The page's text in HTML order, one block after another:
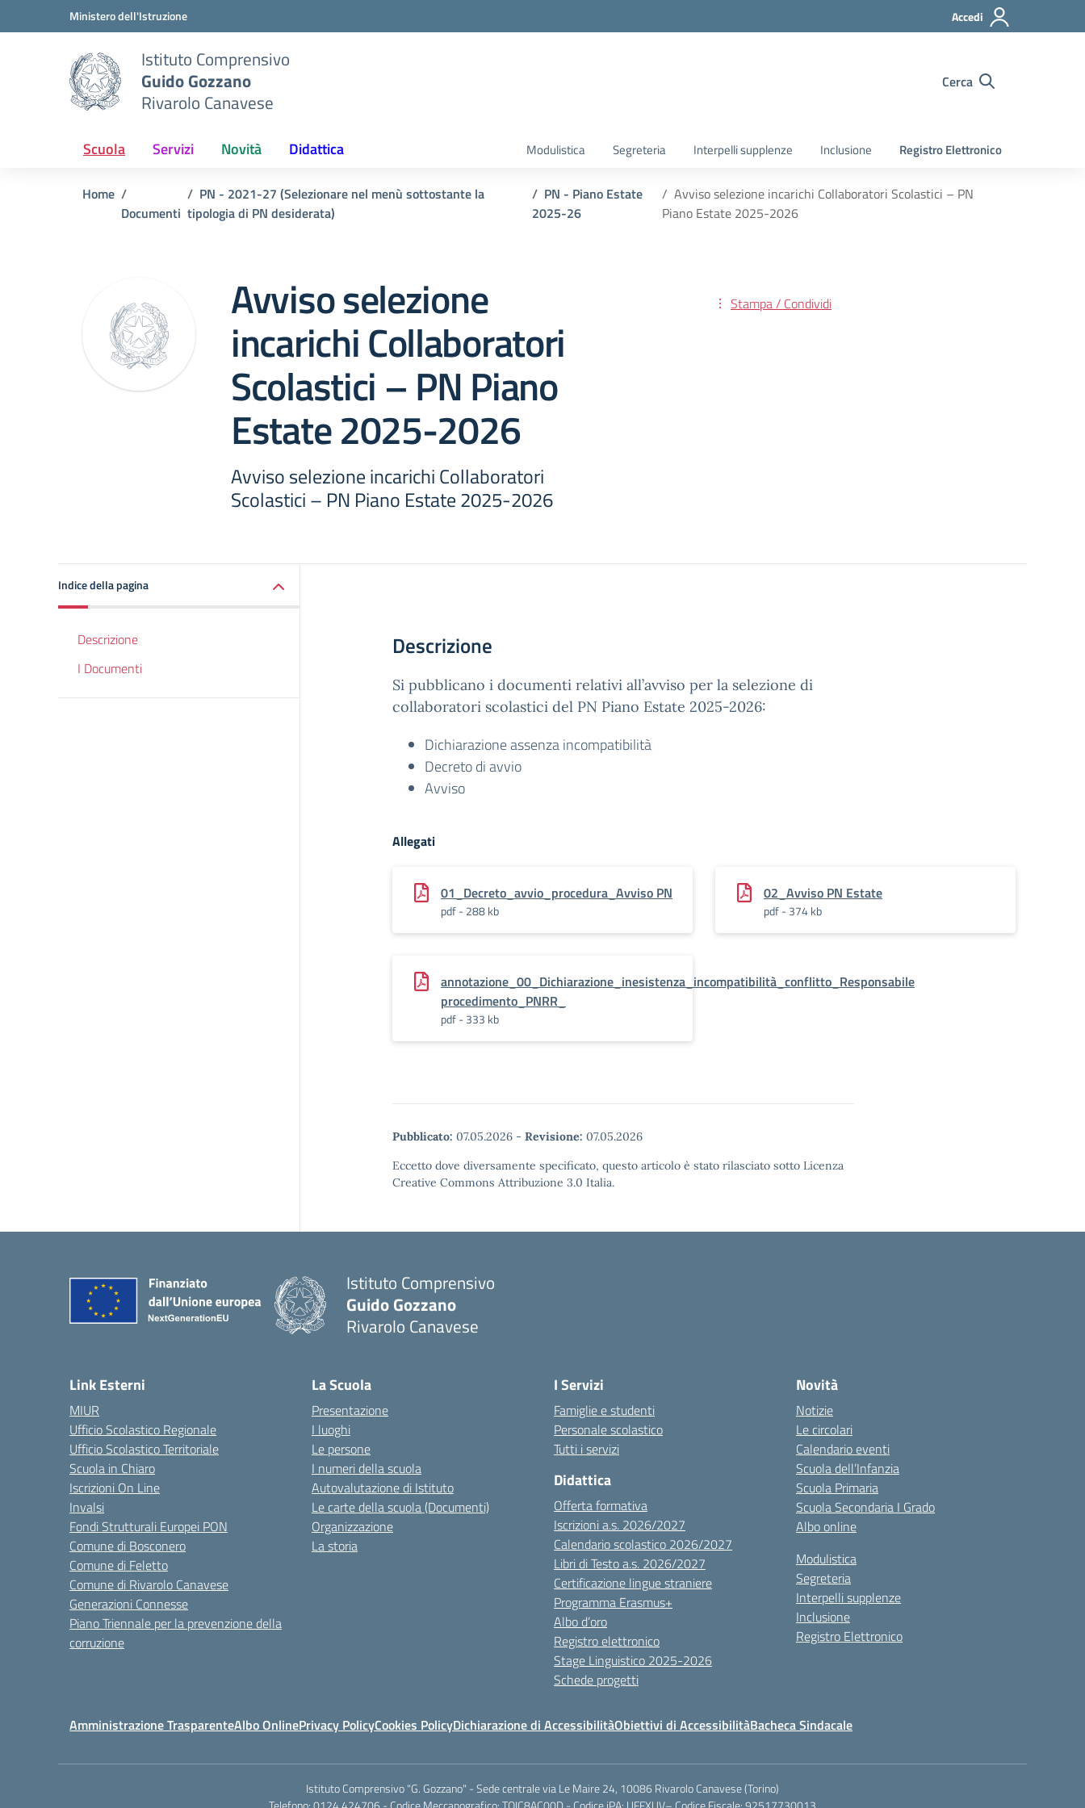
Vai ai contenuti
Vai al menu di navigazione
Ministero dell'Istruzione Accedi
Istituto Comprensivo
Guido Gozzano
Rivarolo Canavese
Cerca
Scuola Servizi Novità Didattica Modulistica Segreteria Interpelli supplenze Inclusione Registro Elettronico
Home
Documenti
PN - 2021-27 (Selezionare nel menù sottostante la
tipologia di PN desiderata)
PN - Piano Estate
2025-26
Avviso selezione incarichi Collaboratori Scolastici – PN
Piano Estate 2025-2026
Avviso selezione
incarichi Collaboratori
Scolastici – PN Piano
Estate 2025-2026
Avviso selezione incarichi Collaboratori
Scolastici – PN Piano Estate 2025-2026
Stampa / Condividi
Indice della pagina
Descrizione
I Documenti
Descrizione
Si pubblicano i documenti relativi all’avviso per la selezione di
collaboratori scolastici del PN Piano Estate 2025-2026:
Dichiarazione assenza incompatibilità
Decreto di avvio
Avviso
Allegati
01_Decreto_avvio_procedura_Avviso PN
pdf - 288 kb
02_Avviso PN Estate
pdf - 374 kb
annotazione_00_Dichiarazione_inesistenza_incompatibilità_conflitto_Responsabile
procedimento_PNRR_
pdf - 333 kb
Pubblicato: 07.05.2026 - Revisione: 07.05.2026
Eccetto dove diversamente specificato, questo articolo è stato rilasciato sotto Licenza
Creative Commons Attribuzione 3.0 Italia.
Istituto Comprensivo
Guido Gozzano
Rivarolo Canavese
Link Esterni
MIUR
Ufficio Scolastico Regionale
Ufficio Scolastico Territoriale
Scuola in Chiaro
Iscrizioni On Line
Invalsi
Fondi Strutturali Europei PON
Comune di Bosconero
Comune di Feletto
Comune di Rivarolo Canavese
Generazioni Connesse
Piano Triennale per la prevenzione della
corruzione
La Scuola
Presentazione
I luoghi
Le persone
I numeri della scuola
Autovalutazione di Istituto
Le carte della scuola (Documenti)
Organizzazione
La storia
I Servizi
Famiglie e studenti
Personale scolastico
Tutti i servizi
Didattica
Offerta formativa
Iscrizioni a.s. 2026/2027
Calendario scolastico 2026/2027
Libri di Testo a.s. 2026/2027
Certificazione lingue straniere
Programma Erasmus+
Albo d’oro
Registro elettronico
Stage Linguistico 2025-2026
Schede progetti
Novità
Notizie
Le circolari
Calendario eventi
Scuola dell’Infanzia
Scuola Primaria
Scuola Secondaria I Grado
Albo online
Modulistica
Segreteria
Interpelli supplenze
Inclusione
Registro Elettronico
Amministrazione TrasparenteAlbo OnlinePrivacy PolicyCookies PolicyDichiarazione di AccessibilitàObiettivi di AccessibilitàBacheca Sindacale
Istituto Comprensivo "G. Gozzano" - Sede centrale via Le Maire 24, 10086 Rivarolo Canavese (Torino)